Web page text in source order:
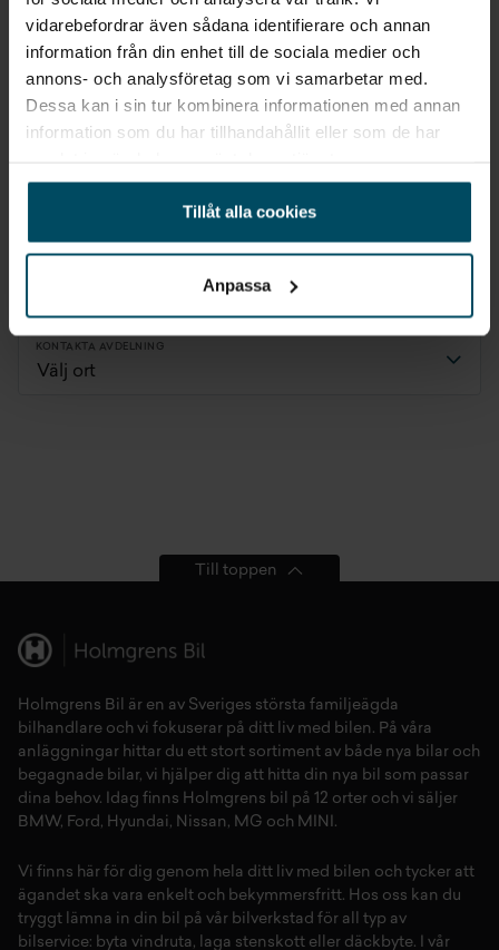
vidarebefordrar även sådana identifierare och annan
information från din enhet till de sociala medier och
annons- och analysföretag som vi samarbetar med.
Dessa kan i sin tur kombinera informationen med annan
information som du har tillhandahållit eller som de har
Tillåt alla cookies
Anpassa
oavsett om det gäller service, reparation eller underhåll.
bokning?
kort.
KONTAKTA AVDELNING
Till toppen
Holmgrens Bil är en av Sveriges största familjeägda
bilhandlare och vi fokuserar på ditt liv med bilen. På våra
anläggningar hittar du ett stort sortiment av både nya bilar och
begagnade bilar, vi hjälper dig att hitta din nya bil som passar
dina behov. Idag finns Holmgrens bil på 12 orter och vi säljer
BMW, Ford, Hyundai, Nissan , MG och MINI.
Vi finns här för dig genom hela ditt liv med bilen och tycker att
ägandet ska vara enkelt och bekymmersfritt. Hos oss kan du
tryggt lämna in din bil på vår bilverkstad för all typ av
bilservice: byta vindruta, laga stenskott eller däckbyte. I vår